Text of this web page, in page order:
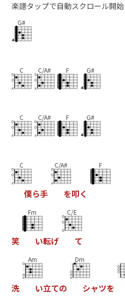
楽譜タップで自動スクロール開始
G#
C C/A# F G#
C C/A# F G#
C
僕ら手
C/A#
を叩く
F
笑
Fm
い転げ
C/E
て
洗
Am
い立ての
Dm
シャツを